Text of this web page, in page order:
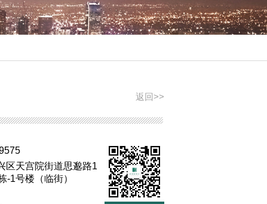
返回>>
区天宫院街道思邈路1
-1号楼（临街）